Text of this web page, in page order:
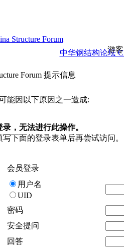
游
中华钢结构论坛
Forum 提示信息
能因以下原因之一造成:
，无法进行此操作。
下面的登录表单后再尝试访问。
会员登录
用户名
UID
密码
安全提问
回答